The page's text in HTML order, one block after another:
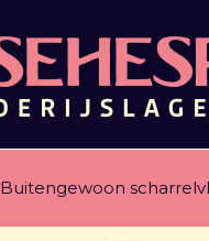
Buitengewoon